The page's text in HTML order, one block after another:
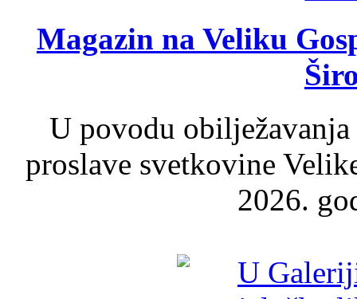
Magazin na Veliku
U povodu
proslave svetkovine
2026.